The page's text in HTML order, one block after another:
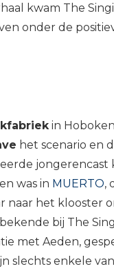
kwam The
onder de
in
het scenario en
jongerencast
was in MUERTO,
naar het klooster
bij The
met Aeden,
slechts enkele